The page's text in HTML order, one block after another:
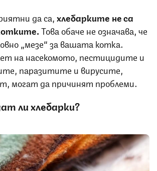
да са, хлебарките не са
Това обаче не означава, че
„мезе“ за вашата котка.
на насекомото, пестицидите и
паразитите и вирусите,
могат да причинят проблеми.
ли хлебарки?